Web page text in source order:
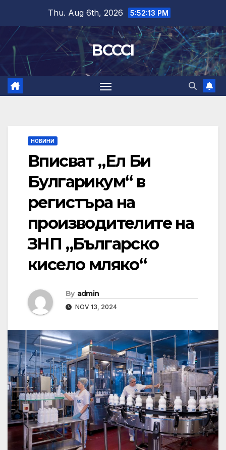
content
Thu. Aug 6th, 2026 5:52:14 PM
BCCCI
НОВИНИ
Вписват „Ел Би
Булгарикум“ в
регистъра на
производителите на
ЗНП „Българско
кисело мляко“
By admin
NOV 13, 2024